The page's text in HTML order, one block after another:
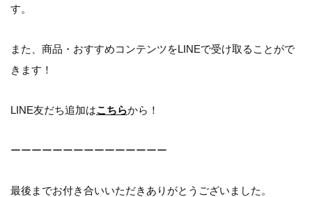
す。
また、商品・おすすめコンテンツをLINEで受け取ることがで
きます！
LINE友だち追加はこちらから！
ーーーーーーーーーーーーーーー
最後までお付き合いいただきありがとうございました。